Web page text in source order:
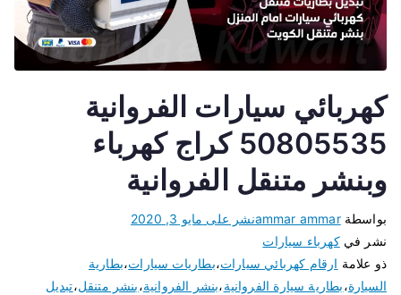
كهربائي سيارات الفروانية
50805535 كراج كهرباء
وبنشر متنقل الفروانية
بواسطةammar ammarنشر على مايو 3, 2020
نشر فيكهرباء سيارات
ذو علامة ارقام كهربائي سيارات،بطاريات سيارات،بطارية
السيارة،بطارية سيارة الفروانية،بنشر الفروانية،بنشر متنقل،تبديل